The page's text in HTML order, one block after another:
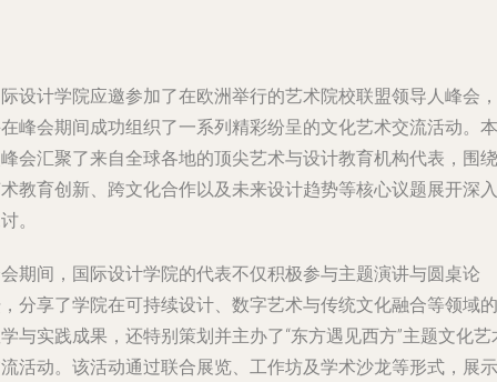
设计学院应邀参加了在欧洲举行的艺术院校联盟领导人峰会，
峰会期间成功组织了一系列精彩纷呈的文化艺术交流活动。本
会汇聚了来自全球各地的顶尖艺术与设计教育机构代表，围绕
教育创新、跨文化合作以及未来设计趋势等核心议题展开深入
。
期间，国际设计学院的代表不仅积极参与主题演讲与圆桌论
分享了学院在可持续设计、数字艺术与传统文化融合等领域的
与实践成果，还特别策划并主办了“东方遇见西方”主题文化艺
活动。该活动通过联合展览、工作坊及学术沙龙等形式，展示